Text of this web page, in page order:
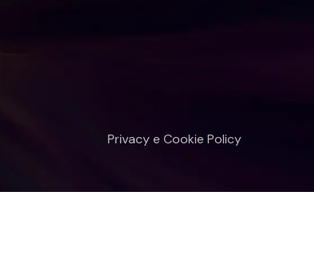
Privacy e Cookie Policy